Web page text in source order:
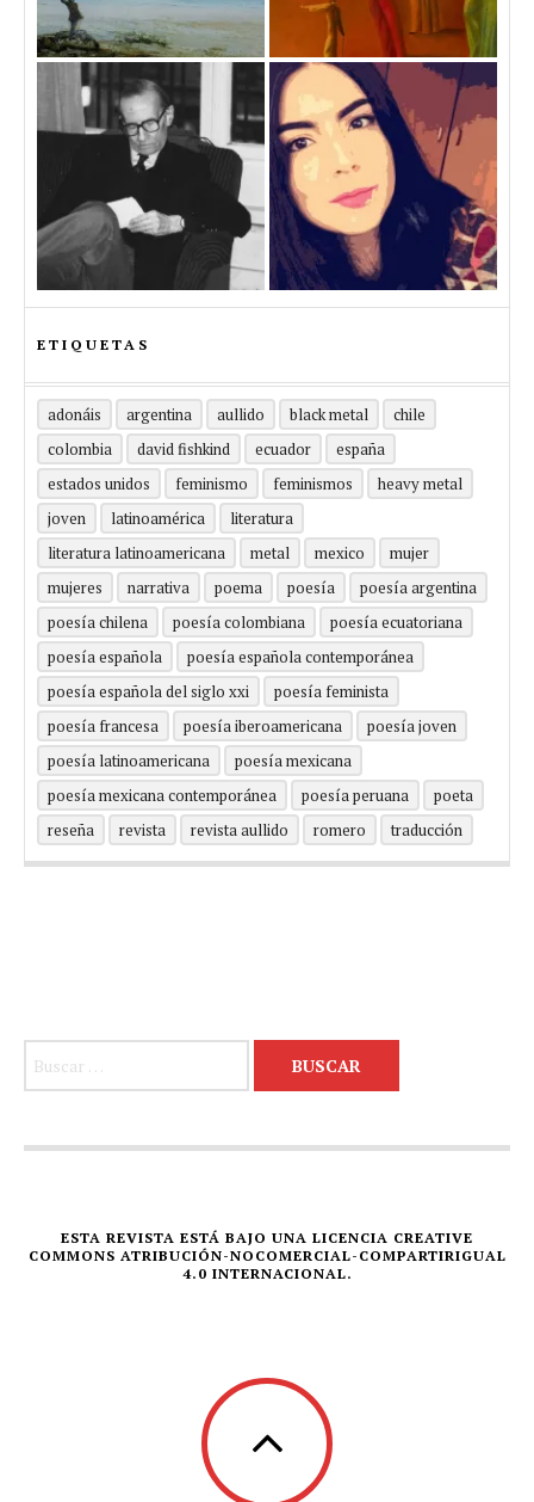
ETIQUETAS
adonáis argentina aullido black metal
chile
colombia
david fishkind ecuador
españa
estados unidos
feminismo feminismos
heavy metal
joven
latinoamérica
literatura
literatura latinoamericana
metal mexico
mujer
mujeres
narrativa poema poesía
poesía argentina
poesía chilena
poesía colombiana
poesía ecuatoriana
poesía española
poesía española contemporánea
poesía española del siglo xxi
poesía feminista
poesía francesa
poesía iberoamericana
poesía joven
poesía latinoamericana
poesía mexicana
poesía mexicana contemporánea
poesía peruana
poeta
reseña
revista revista aullido romero traducción
ESTA REVISTA ESTÁ BAJO UNA LICENCIA CREATIVE
COMMONS ATRIBUCIÓN-NOCOMERCIAL-COMPARTIRIGUAL
4.0 INTERNACIONAL.